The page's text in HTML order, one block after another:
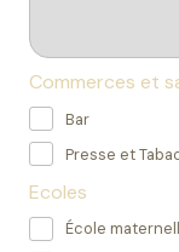
Commerces et
Bar
Presse et
Ecoles
École